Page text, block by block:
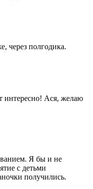
через полгодика.
интересно! Ася, желаю
Я бы и не
с детьми
получились.